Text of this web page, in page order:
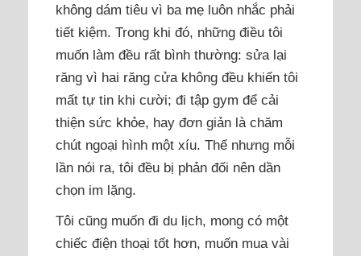
không dám tiêu vì ba mẹ luôn nhắc phải
tiết kiệm. Trong khi đó, những điều tôi
muốn làm đều rất bình thường: sửa lại
răng vì hai răng cửa không đều khiến tôi
mất tự tin khi cười; đi tập gym để cải
thiện sức khỏe, hay đơn giản là chăm
chút ngoại hình một xíu. Thế nhưng mỗi
lần nói ra, tôi đều bị phản đối nên dần
chọn im lặng.
Tôi cũng muốn đi du lịch, mong có một
chiếc điện thoại tốt hơn, muốn mua vài